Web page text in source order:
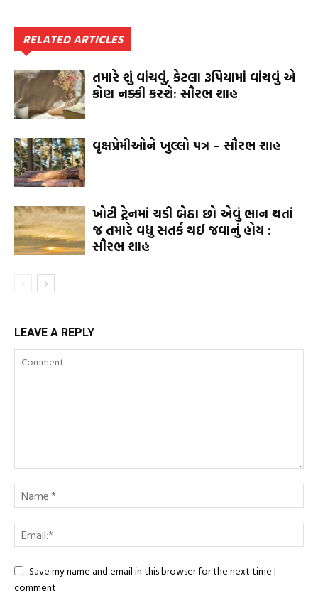
RELATED ARTICLES
તમારે શું વાંચવું, કેટલા રૂપિયામાં વાંચવું એ
કોણ નક્કી કરશે: સૌરભ શાહ
વૃક્ષપ્રેમીઓને ખુલ્લો પત્ર – સૌરભ શાહ
ખોટી ટ્રેનમાં ચડી બેઠા છો એવું ભાન થતાં
જ તમારે વધુ સતર્ક થઈ જવાનું હોય :
સૌરભ શાહ
LEAVE A REPLY
Save my name and email in this browser for the next time I
comment